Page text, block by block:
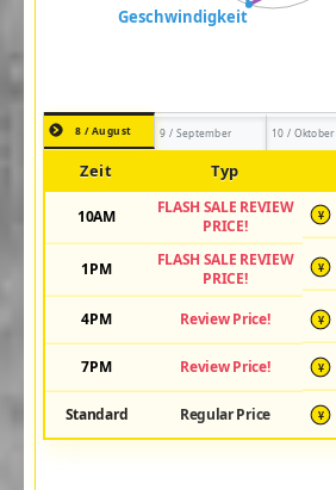
8 / August 9 / September 10 / Oktober
Zeit Typ
10AM
FLASH SALE REVIEW
PRICE!
¥
1PM
FLASH SALE REVIEW
PRICE!
¥
4PM Review Price! ¥
7PM Review Price! ¥
Standard Regular Price ¥